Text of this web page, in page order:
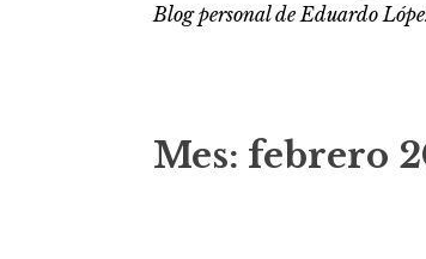
Blog personal de Eduardo
Mes: febrero